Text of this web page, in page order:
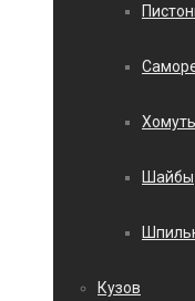
Шайбы
Кузов